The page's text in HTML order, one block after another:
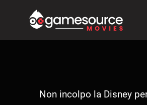
contenuto
Non incolpo la Disney